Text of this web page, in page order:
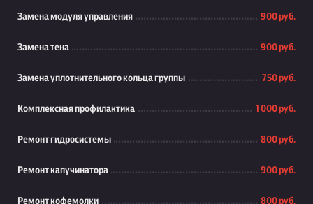
Замена модуля управления 900 руб.
Замена тена 900 руб.
Замена уплотнительного кольца группы 750 руб.
Комплексная профилактика 1 000 руб.
Ремонт гидросистемы 800 руб.
Ремонт капучинатора 900 руб.
Ремонт кофемолки 800 руб.